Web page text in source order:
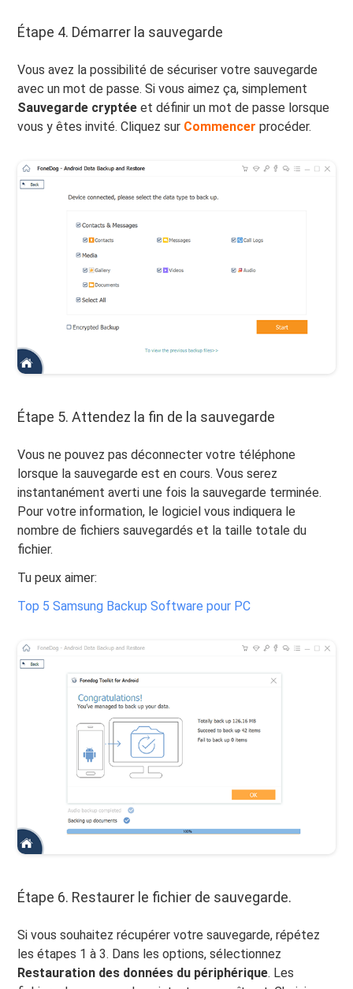
Étape 4. Démarrer la sauvegarde
Vous avez la possibilité de sécuriser votre sauvegarde
avec un mot de passe. Si vous aimez ça, simplement
Sauvegarde cryptée et définir un mot de passe lorsque
vous y êtes invité. Cliquez sur Commencer procéder.
Étape 5. Attendez la fin de la sauvegarde
Vous ne pouvez pas déconnecter votre téléphone
lorsque la sauvegarde est en cours. Vous serez
instantanément averti une fois la sauvegarde terminée.
Pour votre information, le logiciel vous indiquera le
nombre de fichiers sauvegardés et la taille totale du
fichier.
Tu peux aimer:
Top 5 Samsung Backup Software pour PC
Étape 6. Restaurer le fichier de sauvegarde.
Si vous souhaitez récupérer votre sauvegarde, répétez
les étapes 1 à 3. Dans les options, sélectionnez
Restauration des données du périphérique. Les